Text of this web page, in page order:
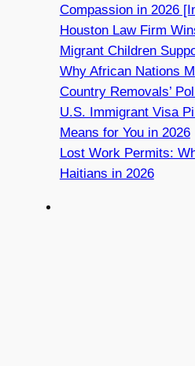
Compassion in 2026
Houston Law Firm
Migrant Children
Why African Nations
Country Removals’
U.S. Immigrant Visa
Means for You in 2026
Lost Work Permits:
Haitians in 2026